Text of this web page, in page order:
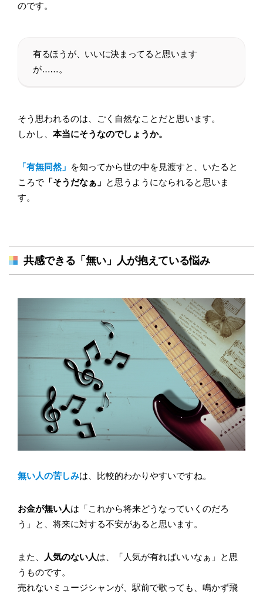
のです。
有るほうが、いいに決まってると思います
が……。
そう思われるのは、ごく自然なことだと思います。
しかし、 本当にそうなのでしょうか。
「有無同然」 を知ってから世の中を見渡すと、いたると
ころで 「そうだなぁ」 と思うようになられると思いま
す。
共感できる「無い」人が抱えている悩み
無い人の苦しみは、比較的わかりやすいですね。
お金が無い人は「これから将来どうなっていくのだろ
う」と、将来に対する不安があると思います。
また、 人気のない人は、「人気が有ればいいなぁ」と思
うものです。
売れないミュージシャンが、駅前で歌っても、鳴かず飛